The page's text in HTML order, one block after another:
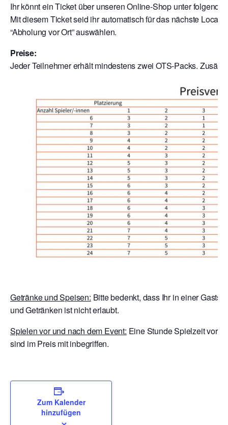
Ihr könnt ein Ticket über unseren Online-Shop unter
Mit diesem Ticket seid ihr automatisch für das nächste Local
“Abholung vor Ort” auswählen.
Preise:
Jeder Teilnehmer erhält mindestens zwei OTS-Packs.
Getränke und Speisen: Bitte bedenkt, dass Ihr in einer
und Getränken ist nicht erlaubt.
Spielen vor und nach dem Event: Eine Stunde Spielzeit vor
sind im Preis mit inbegriffen.
Zum Kalender
hinzufügen